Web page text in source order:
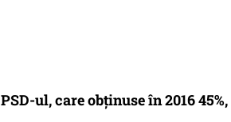
PSD-ul, care obținuse în 2016